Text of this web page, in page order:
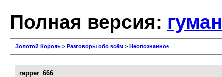
Полная версия:
Золотой Король > Разговоры обо всём > Неопознанное
rapper_666